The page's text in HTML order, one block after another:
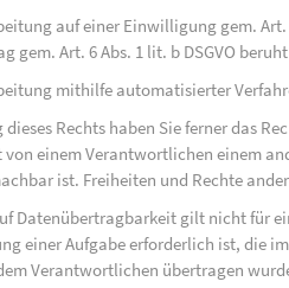
auf einer Einwilligung gem. Art.
gem. Art. 6 Abs. 1 lit. b DSGVO
mithilfe automatisierter
dieses Rechts haben Sie ferner das
von einem Verantwortlichen einem
ist. Freiheiten und Rechte
Datenübertragbarkeit gilt nicht für
einer Aufgabe erforderlich ist, die
Verantwortlichen übertragen